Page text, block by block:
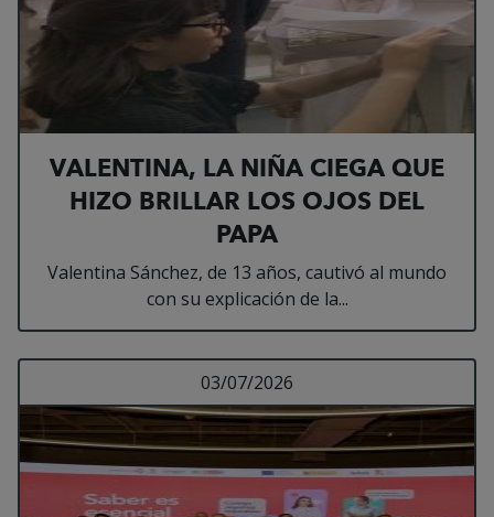
VALENTINA, LA NIÑA CIEGA QUE
HIZO BRILLAR LOS OJOS DEL
PAPA
Valentina Sánchez, de 13 años, cautivó al mundo
con su explicación de la...
03/07/2026Leer más sobre